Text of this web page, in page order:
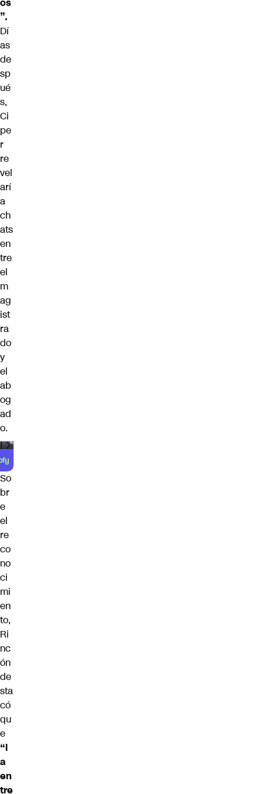
”.
Dí
as
de
sp
ué
s,
Ci
pe
r
re
vel
arí
a
ch
ats
en
tre
el
m
ag
ist
ra
do
y
el
ab
og
ad
o.
So
br
e
el
re
co
no
ci
mi
en
to,
Ri
nc
ón
de
sta
có
qu
e
“l
a
en
tre